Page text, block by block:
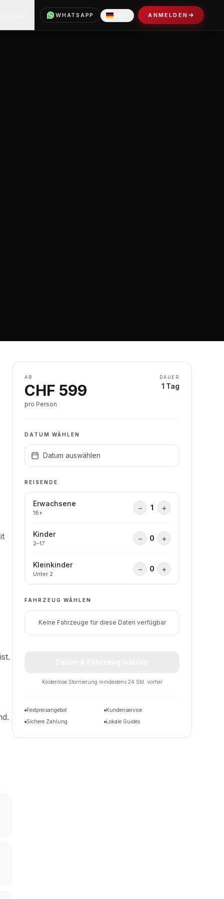
WHATSAPP DE ANMELDEN
AB
CHF 599
pro Person
DAUER
1 Tag
DATUM WÄHLEN
Datum auswählen
REISENDE
Erwachsene
18+ − 1 +
Kinder
2–17 − 0 +
Kleinkinder
Unter 2 − 0 +
FAHRZEUG WÄHLEN
Keine Fahrzeuge für diese Daten verfügbar
Kostenlose Stornierung mindestens 24 Std. vorher
Festpreisangebot
Kundenservice
Sichere Zahlung
Lokale Guides